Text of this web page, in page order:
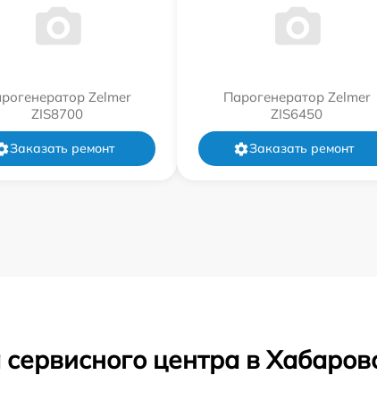
Zelmer
ZIS8700
Заказать ремонт
Парогенератор Zelmer
ZIS6450
Заказать ремонт
центра в